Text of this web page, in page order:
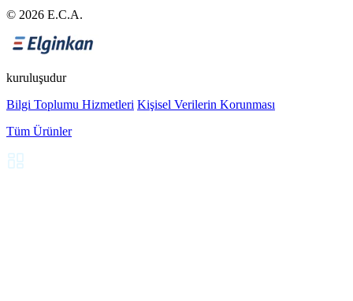
© 2026 E.C.A.
kuruluşudur
Bilgi Toplumu Hizmetleri Kişisel Verilerin Korunması
Tüm Ürünler